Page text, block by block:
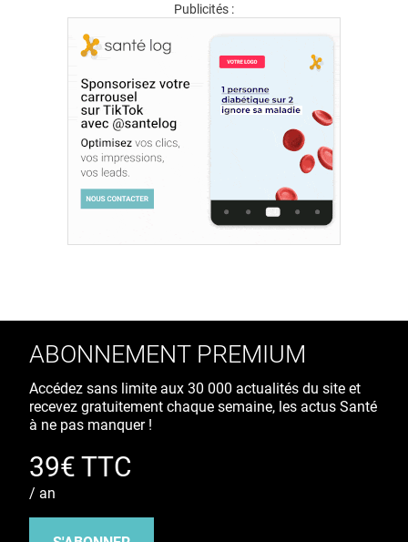
Publicités :
ABONNEMENT PREMIUM
Accédez sans limite aux 30 000 actualités du site et
recevez gratuitement chaque semaine, les actus Santé
à ne pas manquer !
39€ TTC
/ an